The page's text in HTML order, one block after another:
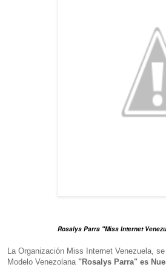
Rosalys Parra "Miss Internet
La Organización Miss Internet Venezuela,
Modelo Venezolana "Rosalys Parra" es